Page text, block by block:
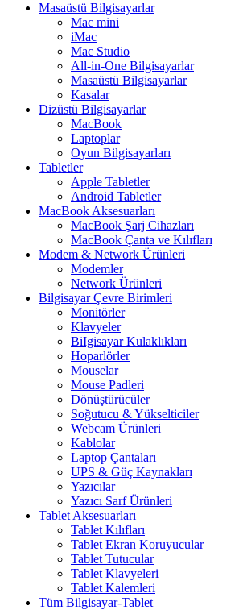
Masaüstü Bilgisayarlar
Mac mini
iMac
Mac Studio
All-in-One Bilgisayarlar
Masaüstü Bilgisayarlar
Kasalar
Dizüstü Bilgisayarlar
MacBook
Laptoplar
Oyun Bilgisayarları
Tabletler
Apple Tabletler
Android Tabletler
MacBook Aksesuarları
MacBook Şarj Cihazları
MacBook Çanta ve Kılıfları
Modem & Network Ürünleri
Modemler
Network Ürünleri
Bilgisayar Çevre Birimleri
Monitörler
Klavyeler
BiIgisayar Kulaklıkları
Hoparlörler
Mouselar
Mouse Padleri
Dönüştürücüler
Soğutucu & Yükselticiler
Webcam Ürünleri
Kablolar
Laptop Çantaları
UPS & Güç Kaynakları
Yazıcılar
Yazıcı Sarf Ürünleri
Tablet Aksesuarları
Tablet Kılıfları
Tablet Ekran Koruyucular
Tablet Tutucular
Tablet Klavyeleri
Tablet Kalemleri
Tüm Bilgisayar-Tablet